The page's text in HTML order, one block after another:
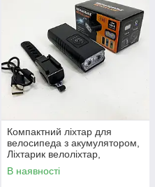
Компактний ліхтар для
велосипеда з акумулятором,
Ліхтарик велоліхтар,
Водонепроникне
велосипедне світло FD-83
В наявності